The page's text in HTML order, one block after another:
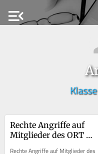
menu_open
Rechte Angriffe auf
Mitglieder des ORT
Rechte Angriffe auf Mitglieder des